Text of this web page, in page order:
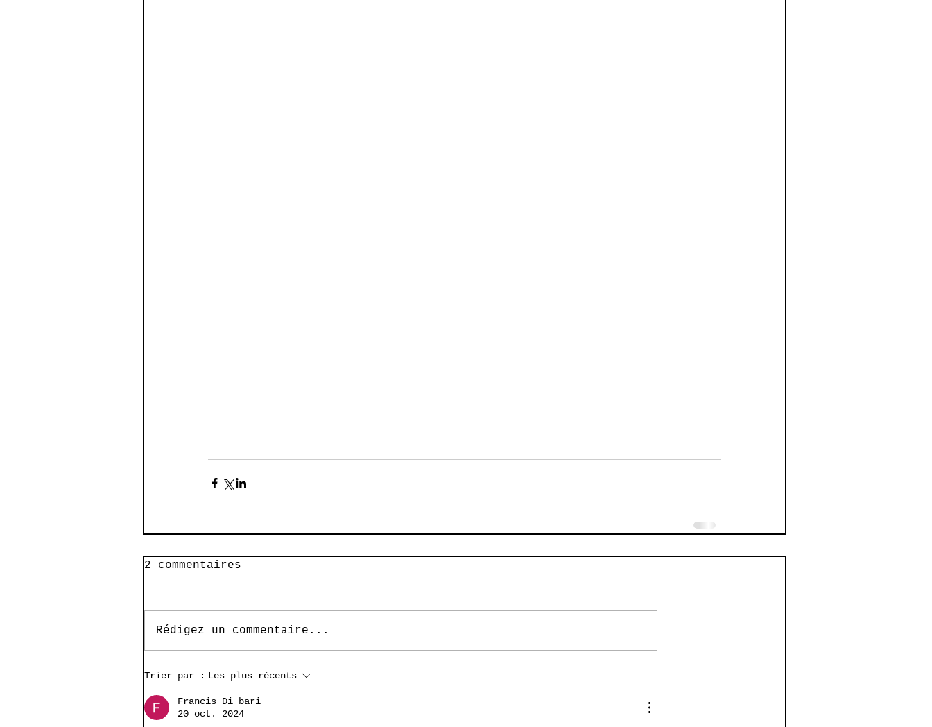
2 commentaires
Rédigez un commentaire...
Trier par : Les plus récents
Francis Di bari
20 oct. 2024